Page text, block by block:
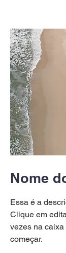
Nome
Essa é a
Clique em
vezes na
começar.